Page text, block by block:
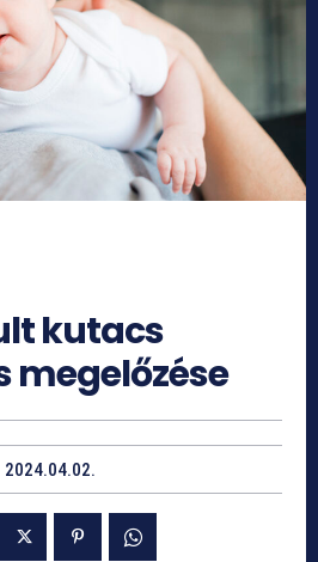
kutacs
megelőzése
2024.04.02.